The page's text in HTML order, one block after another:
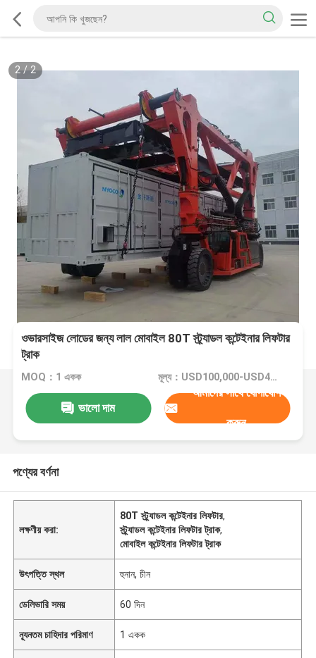
2/2
ওভারসাইজ লোডের জন্য লাল মোবাইল 80T স্ট্র্যাডল কন্টেইনার লিফটার
ট্রাক
MOQ：1 একক মূল্য：USD100,000-USD400,000/Unit
ভালো দাম
আমাদের সাথে যোগাযোগ
করুন
পণ্যের বর্ণনা
লক্ষণীয় করা:
80T স্ট্র্যাডল কন্টেইনার লিফটার,
স্ট্র্যাডল কন্টেইনার লিফটার ট্রাক,
মোবাইল কন্টেইনার লিফটার ট্রাক
উৎপত্তি স্থল হুনান, চীন
ডেলিভারি সময় 60 দিন
ন্যূনতম চাহিদার পরিমাণ 1 একক